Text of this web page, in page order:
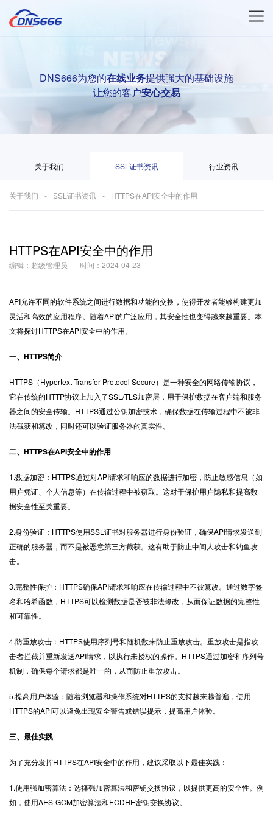
DNS666为您的在线业务提供强大的基础设施
让您的客户安心交易
关于我们 SSL证书资讯 行业资讯
关于我们 SSL证书资讯 HTTPS在API安全中的作用
HTTPS在API安全中的作用
编辑：超级管理员 时间：2024-04-23
API允许不同的软件系统之间进行数据和功能的交换，使得开发者能够构建更加
灵活和高效的应用程序。随着API的广泛应用，其安全性也变得越来越重要。本
文将探讨HTTPS在API安全中的作用。
一、HTTPS简介
HTTPS（Hypertext Transfer Protocol Secure）是一种安全的网络传输协议，
它在传统的HTTP协议上加入了SSL/TLS加密层，用于保护数据在客户端和服务
器之间的安全传输。HTTPS通过公钥加密技术，确保数据在传输过程中不被非
法截获和篡改，同时还可以验证服务器的真实性。
二、HTTPS在API安全中的作用
1.数据加密：HTTPS通过对API请求和响应的数据进行加密，防止敏感信息（如
用户凭证、个人信息等）在传输过程中被窃取。这对于保护用户隐私和提高数
据安全性至关重要。
2.身份验证：HTTPS使用SSL证书对服务器进行身份验证，确保API请求发送到
正确的服务器，而不是被恶意第三方截获。这有助于防止中间人攻击和钓鱼攻
击。
3.完整性保护：HTTPS确保API请求和响应在传输过程中不被篡改。通过数字签
名和哈希函数，HTTPS可以检测数据是否被非法修改，从而保证数据的完整性
和可靠性。
4.防重放攻击：HTTPS使用序列号和随机数来防止重放攻击。重放攻击是指攻
击者拦截并重新发送API请求，以执行未授权的操作。HTTPS通过加密和序列号
机制，确保每个请求都是唯一的，从而防止重放攻击。
5.提高用户体验：随着浏览器和操作系统对HTTPS的支持越来越普遍，使用
HTTPS的API可以避免出现安全警告或错误提示，提高用户体验。
三、最佳实践
为了充分发挥HTTPS在API安全中的作用，建议采取以下最佳实践：
1.使用强加密算法：选择强加密算法和密钥交换协议，以提供更高的安全性。例
如，使用AES-GCM加密算法和ECDHE密钥交换协议。